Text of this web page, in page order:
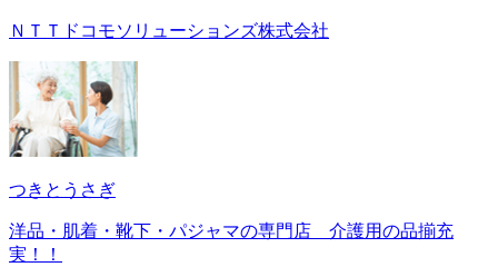
ＮＴＴドコモソリューションズ株式会社
つきとうさぎ
洋品・肌着・靴下・パジャマの専門店 介護用の品揃充
実！！